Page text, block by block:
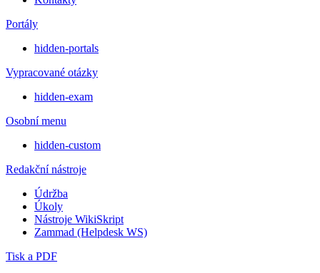
Portály
hidden-portals
Vypracované otázky
hidden-exam
Osobní menu
hidden-custom
Redakční nástroje
Údržba
Úkoly
Nástroje WikiSkript
Zammad (Helpdesk WS)
Tisk a PDF